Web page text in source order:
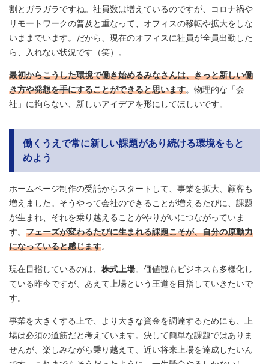
割とガラガラですね。社員数は増えているのですが、コロナ禍や
リモートワークの普及と重なって、オフィスの移転や拡大をしな
いままでいます。だから、現在のオフィスに社員が全員出勤した
ら、入れない状況です（笑）。
最初からこうした環境で働き始めるみなさんは、きっと新しい働
き方や発想を手にすることができると思います。物理的な「会
社」に拘らない、新しいアイデアを形にしてほしいです。
働くうえで常に新しい課題があり続ける環境をもと
めよう
ホームページ制作の受託からスタートして、事業を拡大、顧客も
増えました。そうやって会社のできることが増えるたびに、課題
が生まれ、それを乗り越えることがやりがいにつながっていま
す。 フェーズが変わるたびに生まれる課題こそが、自分の原動力
になっていると感じます。
現在目指しているのは、 株式上場。価値観もビジネスも多様化し
ている昨今ですが、あえて上場という王道を目指していきたいで
す。
事業を大きくする上で、より大きな資金を調達するためにも、上
場は必須の道筋だと考えています。決して簡単な課題ではありま
せんが、楽しみながら乗り越えて、近い将来上場を達成したいん